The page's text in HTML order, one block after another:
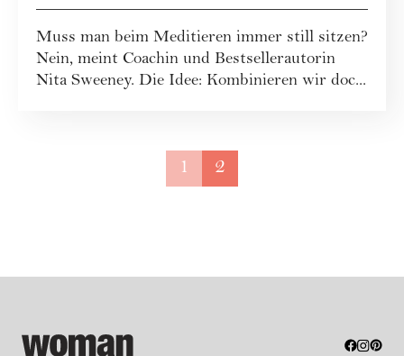
Muss man beim Meditieren immer still sitzen?
Nein, meint Coachin und Bestsellerautorin
Nita Sweeney. Die Idee: Kombinieren wir doc...
1 2